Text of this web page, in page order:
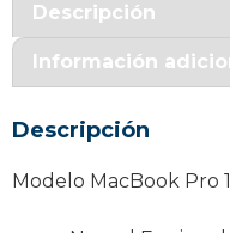
Descripción
Información
Descripción
Modelo MacBook Pro